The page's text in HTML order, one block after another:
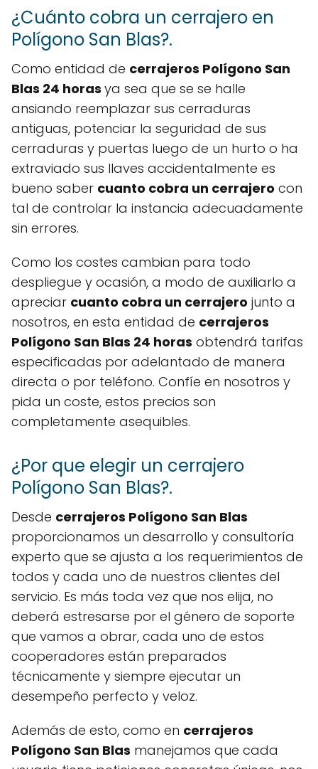
¿Cuánto cobra un cerrajero en
Polígono San Blas?.
Como entidad de cerrajeros Polígono San
Blas 24 horas ya sea que se se halle
ansiando reemplazar sus cerraduras
antiguas, potenciar la seguridad de sus
cerraduras y puertas luego de un hurto o ha
extraviado sus llaves accidentalmente es
bueno saber cuanto cobra un cerrajero con
tal de controlar la instancia adecuadamente
sin errores.
Como los costes cambian para todo
despliegue y ocasión, a modo de auxiliarlo a
apreciar cuanto cobra un cerrajero junto a
nosotros, en esta entidad de cerrajeros
Polígono San Blas 24 horas obtendrá tarifas
especificadas por adelantado de manera
directa o por teléfono. Confíe en nosotros y
pida un coste, estos precios son
completamente asequibles.
¿Por que elegir un cerrajero
Polígono San Blas?.
Desde cerrajeros Polígono San Blas
proporcionamos un desarrollo y consultoría
experto que se ajusta a los requerimientos de
todos y cada uno de nuestros clientes del
servicio. Es más toda vez que nos elija, no
deberá estresarse por el género de soporte
que vamos a obrar, cada uno de estos
cooperadores están preparados
técnicamente y siempre ejecutar un
desempeño perfecto y veloz.
Además de esto, como en cerrajeros
Polígono San Blas manejamos que cada